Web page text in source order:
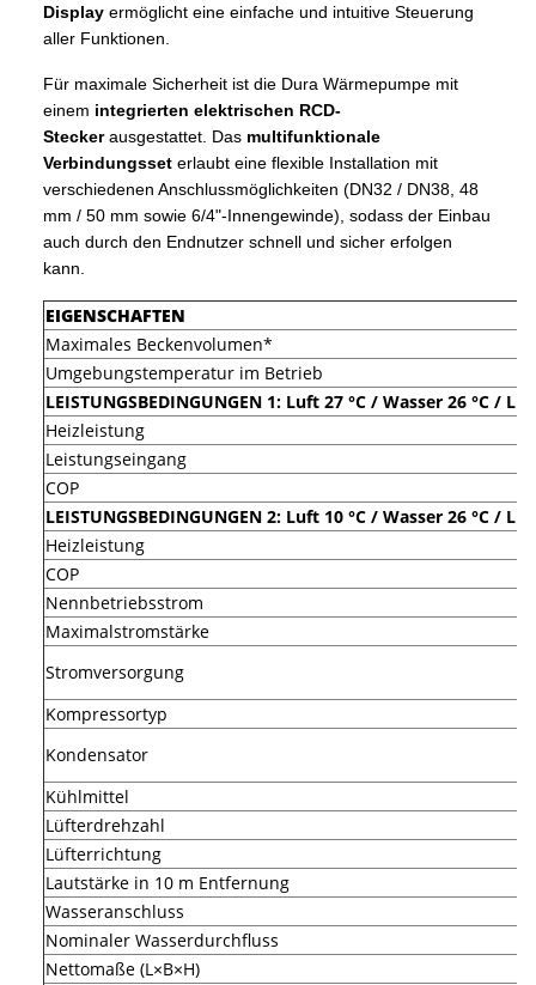
Display ermöglicht eine einfache und intuitive Steuerung
aller Funktionen.
Für maximale Sicherheit ist die Dura Wärmepumpe mit
einem integrierten elektrischen RCD-
Steckerausgestattet. Das multifunktionale
Verbindungsset erlaubt eine flexible Installation mit
verschiedenen Anschlussmöglichkeiten (DN32 / DN38, 48
mm / 50 mm sowie 6/4"-Innengewinde), sodass der Einbau
auch durch den Endnutzer schnell und sicher erfolgen
kann.
EIGENSCHAFTEN
Maximales Beckenvolumen*
Umgebungstemperatur im Betrieb
LEISTUNGSBEDINGUNGEN 1: Luft 27 °C / Wasser 26 °C /
Heizleistung
Leistungseingang
COP
LEISTUNGSBEDINGUNGEN 2: Luft 10 °C / Wasser 26 °C /
Heizleistung
COP
Nennbetriebsstrom
Maximalstromstärke
Stromversorgung
Kompressortyp
Kondensator
Kühlmittel
Lüfterdrehzahl
Lüfterrichtung
Lautstärke in 10 m Entfernung
Wasseranschluss
Nominaler Wasserdurchfluss
Nettomaße (L×B×H)